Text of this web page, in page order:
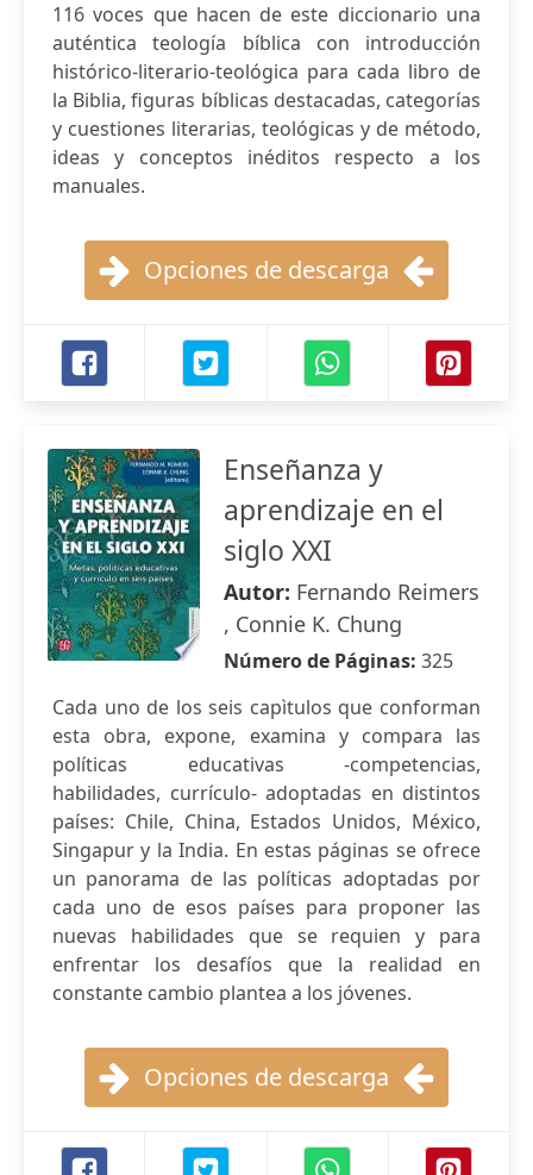
116 voces que hacen de este diccionario una
auténtica teología bíblica con introducción
histórico-literario-teológica para cada libro de
la Biblia, figuras bíblicas destacadas, categorías
y cuestiones literarias, teológicas y de método,
ideas y conceptos inéditos respecto a los
manuales.
Opciones de descarga
Enseñanza y
aprendizaje en el
siglo XXI
Autor: Fernando Reimers
, Connie K. Chung
Número de Páginas: 325
Cada uno de los seis capìtulos que conforman
esta obra, expone, examina y compara las
políticas educativas -competencias,
habilidades, currículo- adoptadas en distintos
países: Chile, China, Estados Unidos, México,
Singapur y la India. En estas páginas se ofrece
un panorama de las políticas adoptadas por
cada uno de esos países para proponer las
nuevas habilidades que se requien y para
enfrentar los desafíos que la realidad en
constante cambio plantea a los jóvenes.
Opciones de descarga